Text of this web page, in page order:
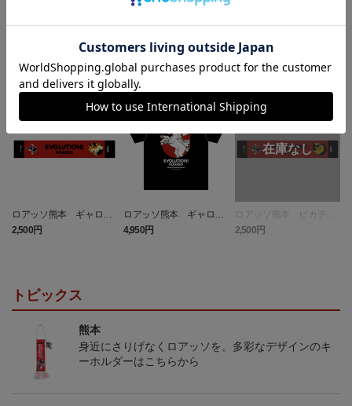
ランキング
NEW
ロアッソ熊本 ギャロッ
プ タオルマフラー
2,500円
NEW
ロアッソ熊本 ギャロッ
プ Tシャツ BLACK
4,950円
ロアッソ熊本 ピカチュ
ウ タオルマフラー
2,500円
トピックス
熊本
身近にさりげなくロアッソを。多彩なデザインのキ
ーホルダーはこちらから